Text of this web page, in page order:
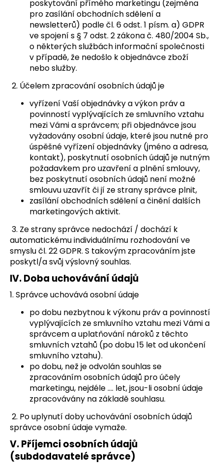
poskytování přímého marketingu (zejména
pro zasílání obchodních sdělení a
newsletterů) podle čl. 6 odst. 1 písm. a) GDPR
ve spojení s § 7 odst. 2 zákona č. 480/2004 Sb.,
o některých službách informační společnosti
v případě, že nedošlo k objednávce zboží
nebo služby.
2. Účelem zpracování osobních údajů je
vyřízení Vaší objednávky a výkon práv a
povinností vyplývajících ze smluvního vztahu
mezi Vámi a správcem; při objednávce jsou
vyžadovány osobní údaje, které jsou nutné pro
úspěšné vyřízení objednávky (jméno a adresa,
kontakt), poskytnutí osobních údajů je nutným
požadavkem pro uzavření a plnění smlouvy,
bez poskytnutí osobních údajů není možné
smlouvu uzavřít či jí ze strany správce plnit,
zasílání obchodních sdělení a činění dalších
marketingových aktivit.
3. Ze strany správce nedochází / dochází k
automatickému individuálnímu rozhodování ve
smyslu čl. 22 GDPR. S takovým zpracováním jste
poskytl/a svůj výslovný souhlas.
IV.Doba uchovávání údajů
1. Správce uchovává osobní údaje
po dobu nezbytnou k výkonu práv a povinností
vyplývajících ze smluvního vztahu mezi Vámi a
správcem a uplatňování nároků z těchto
smluvních vztahů (po dobu 15 let od ukončení
smluvního vztahu).
po dobu, než je odvolán souhlas se
zpracováním osobních údajů pro účely
marketingu, nejdéle …. let, jsou-li osobní údaje
zpracovávány na základě souhlasu.
2. Po uplynutí doby uchovávání osobních údajů
správce osobní údaje vymaže.
V.Příjemci osobních údajů
(subdodavatelé správce)